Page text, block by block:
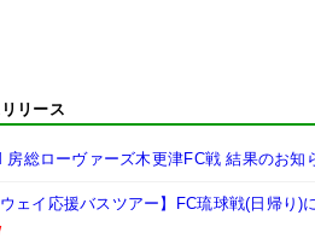
リース
房総ローヴァーズ木更津FC戦 結果のお知
ウェイ応援バスツアー】FC琉球戦(日帰り)